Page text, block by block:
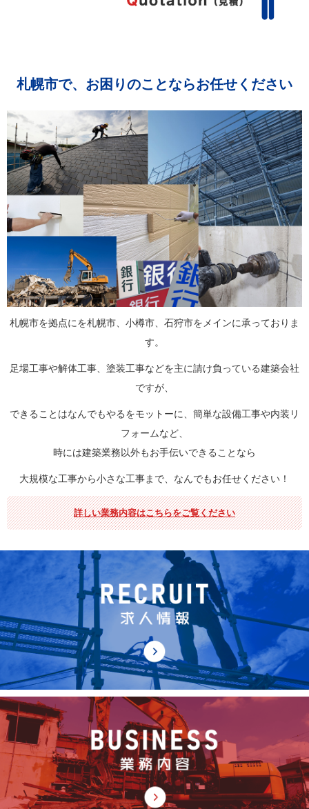
札幌市で、お困りのことならお任せください
札幌市を拠点にを札幌市、小樽市、石狩市をメインに承っておりま
す。
足場工事や解体工事、塗装工事などを主に請け負っている建築会社
ですが、
できることはなんでもやるをモットーに、簡単な設備工事や内装リ
フォームなど、
時には建築業務以外もお手伝いできることなら
大規模な工事から小さな工事まで、なんでもお任せください！
詳しい業務内容はこちらをご覧ください